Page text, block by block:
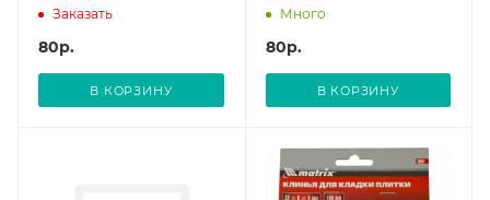
Заказать
80р.
В КОРЗИНУ
Много
80р.
В КОРЗИНУ